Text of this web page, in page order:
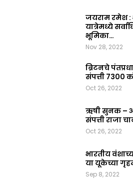
जयराम रमेश :
यात्रेमध्ये
भूमिका…
Nov 28, 2022
ब्रिटनचे
संपत्ती 7300
Oct 26, 2022
ऋषी सुनक –
संपत्ती राजा
Oct 26, 2022
भारतीय
या यूकेच्या
Sep 8, 2022